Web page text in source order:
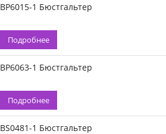
BP6015-1 Бюстгальтер
Подробнее
BP6063-1 Бюстгальтер
Подробнее
BS0481-1 Бюстгальтер